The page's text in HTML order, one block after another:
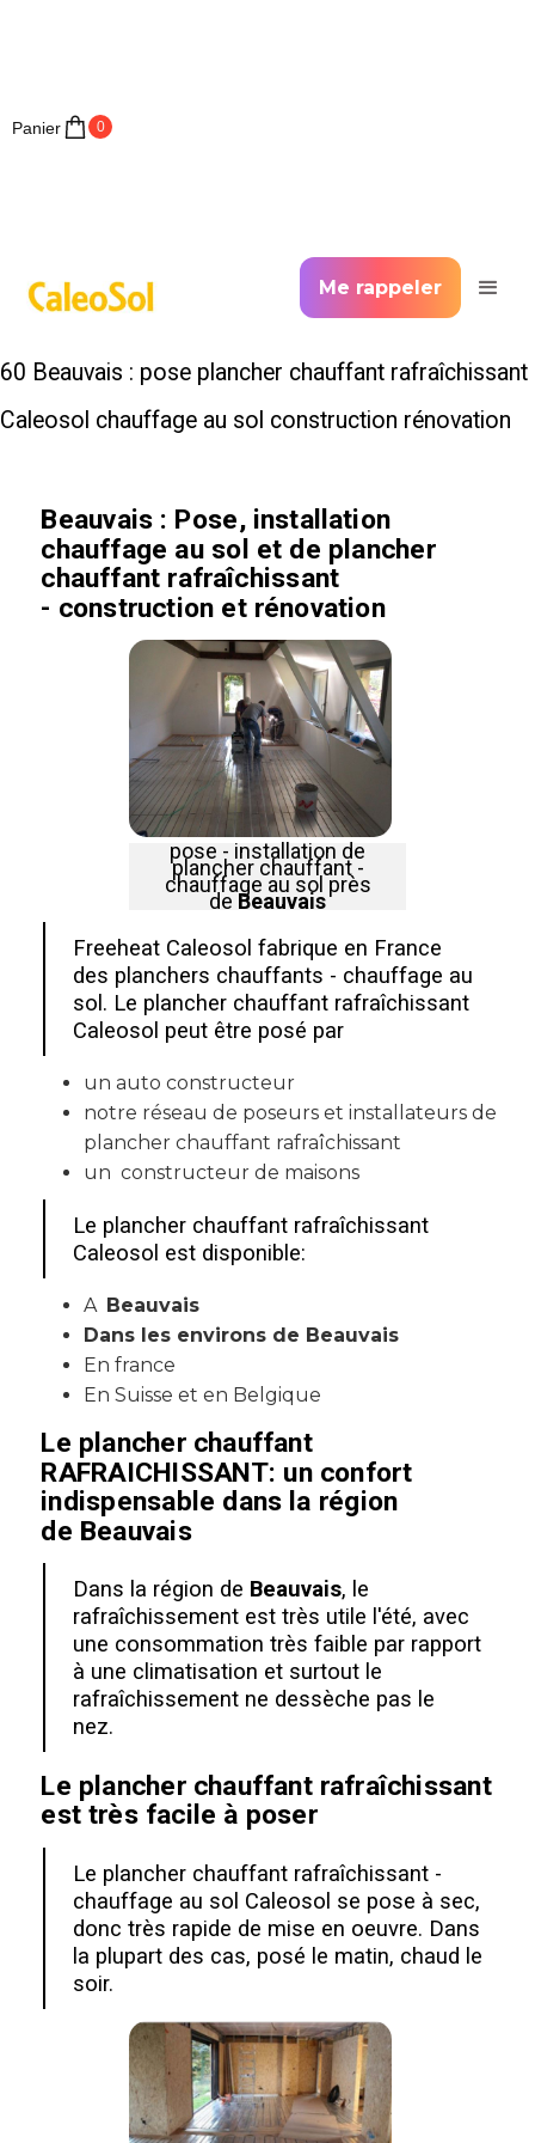
Me rappeler
Panier 0
60 Beauvais : pose plancher chauffant rafraîchissant
Caleosol chauffage au sol construction rénovation
Beauvais : Pose, installation
chauffage au sol et de plancher
chauffant rafraîchissant
- construction et rénovation
pose - installation de
plancher chauffant -
chauffage au sol près
de Beauvais
Freeheat Caleosol fabrique en France
des planchers chauffants - chauffage au
sol. Le plancher chauffant rafraîchissant
Caleosol peut être posé par
un auto constructeur
notre réseau de poseurs et installateurs de
plancher chauffant rafraîchissant
un constructeur de maisons
Le plancher chauffant rafraîchissant
Caleosol est disponible:
A Beauvais
Dans les environs de Beauvais
En france
En Suisse et en Belgique
Le plancher chauffant
RAFRAICHISSANT: un confort
indispensable dans la région
de Beauvais
Dans la région de Beauvais, le
rafraîchissement est très utile l'été, avec
une consommation très faible par rapport
à une climatisation et surtout le
rafraîchissement ne dessèche pas le
nez.
Le plancher chauffant rafraîchissant
est très facile à poser
Le plancher chauffant rafraîchissant -
chauffage au sol Caleosol se pose à sec,
donc très rapide de mise en oeuvre. Dans
la plupart des cas, posé le matin, chaud le
soir.